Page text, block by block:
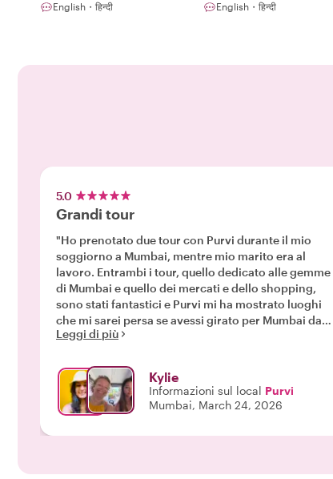
English・हिन्दी English・हिन्दी
5.0
Grandi tour
"Ho prenotato due tour con Purvi durante il mio
soggiorno a Mumbai, mentre mio marito era al
lavoro. Entrambi i tour, quello dedicato alle gemme
di Mumbai e quello dei mercati e dello shopping,
sono stati fantastici e Purvi mi ha mostrato luoghi
che mi sarei persa se avessi girato per Mumbai da
sola. Lo consiglio vivamente, soprattutto alle
Leggi di più
Kylie
Informazioni sul local Purvi
Mumbai, March 24, 2026